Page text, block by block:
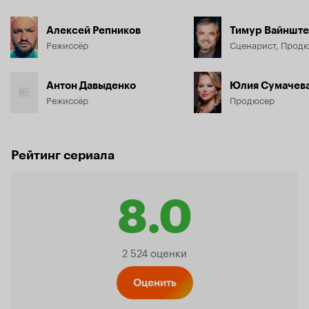
Алексей Репников
Режиссёр
Антон Давыденко
Режиссёр
Тимур
Сценарист,
Юлия
Продюсер
Рейтинг сериала
8.0
Рейтинг
2 524 оценки
Оценить